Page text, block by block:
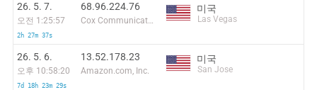
26. 5. 7.
오전 1:25:57
2h 27m 37s
68.96.224.76
Cox Communications Inc.
미국
Las Vegas
26. 5. 6.
오후 10:58:20
7d 18h 23m 29s
13.52.178.23
Amazon.com, Inc.
미국
San Jose